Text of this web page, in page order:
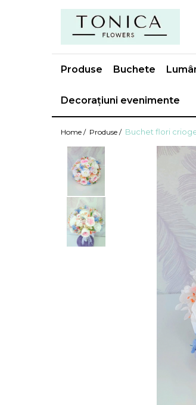
Produse Buchete
Decorațiuni evenimente
Home / Produse / Buchet flori